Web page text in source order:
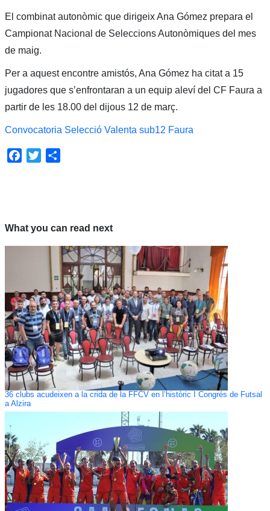
El combinat autonòmic que dirigeix Ana Gómez prepara el
Campionat Nacional de Seleccions Autonòmiques del mes
de maig.
Per a aquest encontre amistós, Ana Gómez ha citat a 15
jugadores que s’enfrontaran a un equip aleví del CF Faura a
partir de les 18.00 del dijous 12 de març.
Convocatoria Selecció Valenta sub12 Faura
Facebook
Twitter
What you can read next
36 clubs acudeixen a la crida de la FFCV en l’històric I Congrés de Futsal
a Alzira